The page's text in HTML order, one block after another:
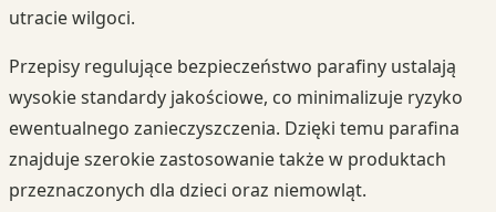
utracie wilgoci.
Przepisy regulujące bezpieczeństwo parafiny ustalają
wysokie standardy jakościowe, co minimalizuje ryzyko
ewentualnego zanieczyszczenia. Dzięki temu parafina
znajduje szerokie zastosowanie także w produktach
przeznaczonych dla dzieci oraz niemowląt.